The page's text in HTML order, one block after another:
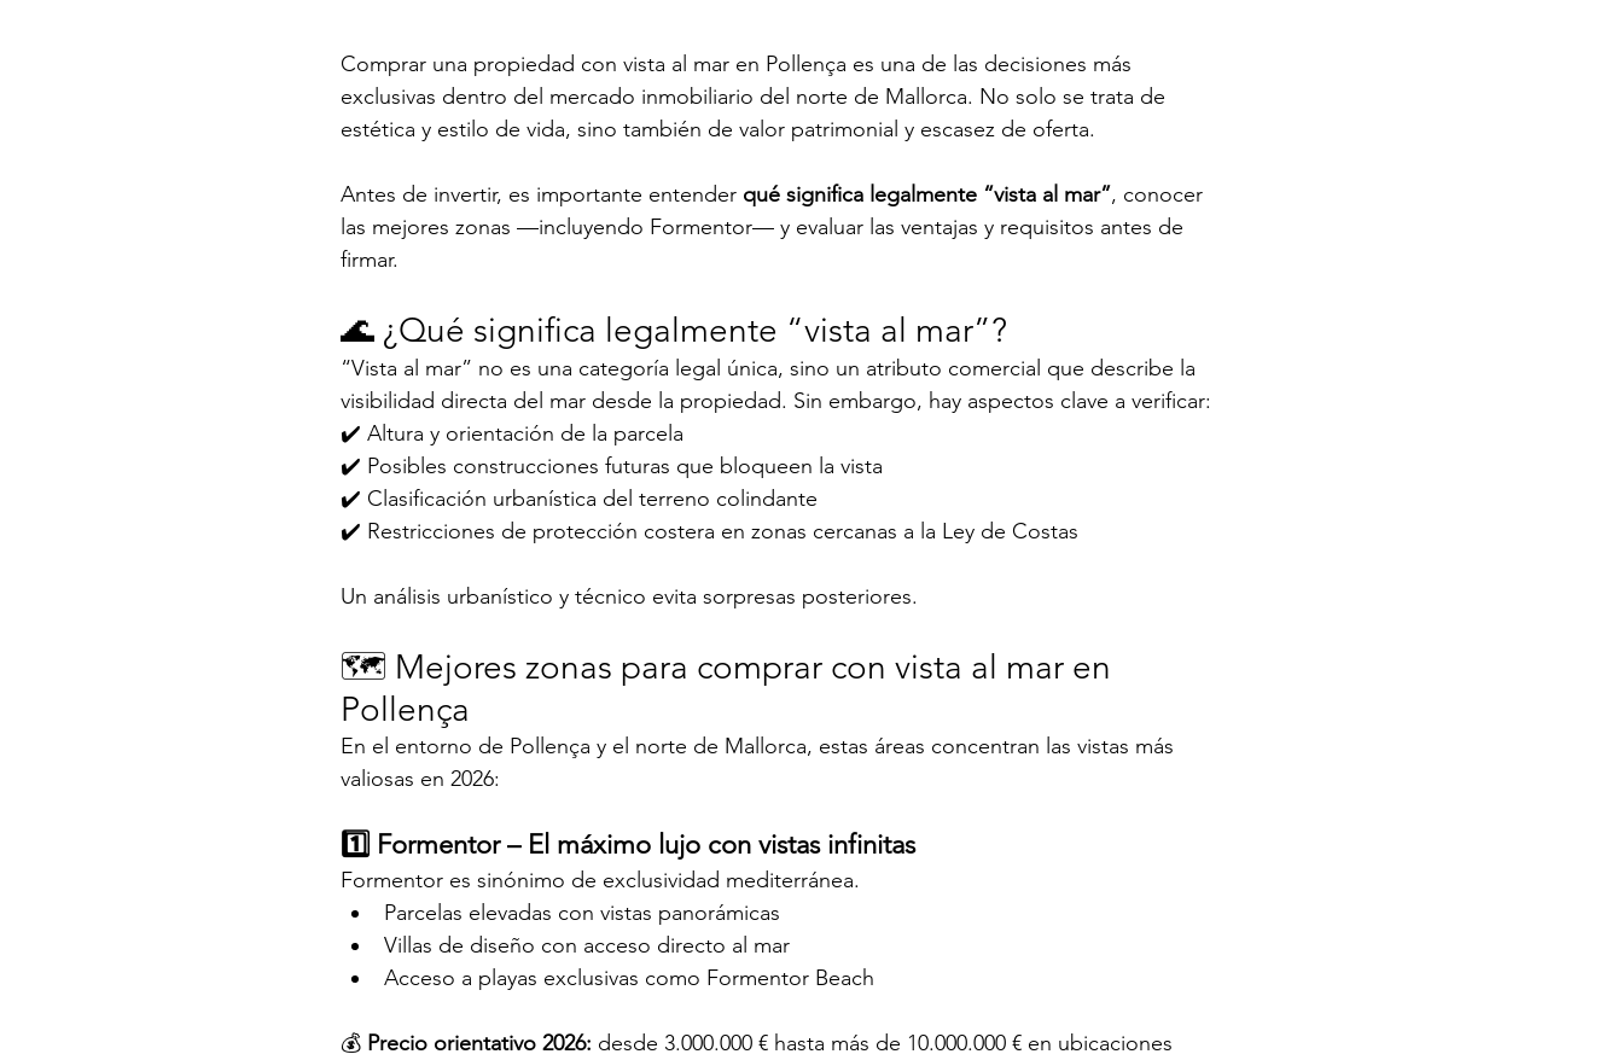
Comprar una propiedad con vista al mar en Pollença es una de las decisiones más
exclusivas dentro del mercado inmobiliario del norte de Mallorca. No solo se trata de
estética y estilo de vida, sino también de valor patrimonial y escasez de oferta.
Antes de invertir, es importante entender qué significa legalmente “vista al mar”, conocer
las mejores zonas —incluyendo Formentor— y evaluar las ventajas y requisitos antes de
firmar.
🌊 ¿Qué significa legalmente “vista al mar”?
“Vista al mar” no es una categoría legal única, sino un atributo comercial que describe la
visibilidad directa del mar desde la propiedad. Sin embargo, hay aspectos clave a verificar:
✔️ Altura y orientación de la parcela
✔️ Posibles construcciones futuras que bloqueen la vista
✔️ Clasificación urbanística del terreno colindante
✔️ Restricciones de protección costera en zonas cercanas a la Ley de Costas
Un análisis urbanístico y técnico evita sorpresas posteriores.
🗺️ Mejores zonas para comprar con vista al mar en
Pollença
En el entorno de Pollença y el norte de Mallorca, estas áreas concentran las vistas más
valiosas en 2026:
1️⃣ Formentor – El máximo lujo con vistas infinitas
Formentor es sinónimo de exclusividad mediterránea.
Parcelas elevadas con vistas panorámicas
Villas de diseño con acceso directo al mar
Acceso a playas exclusivas como Formentor Beach
💰 Precio orientativo 2026: desde 3.000.000 € hasta más de 10.000.000 € en ubicaciones